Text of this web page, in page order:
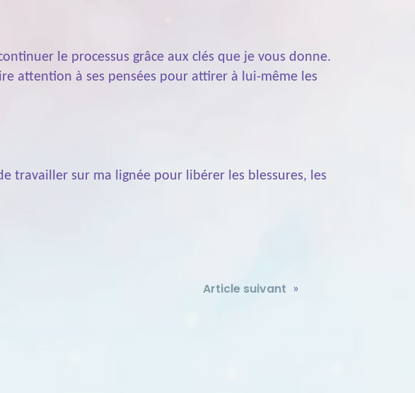
le processus grâce aux clés que je vous donne.
attention à ses pensées pour attirer à lui-même les
travailler sur ma lignée pour libérer les blessures, les
Article suivant »